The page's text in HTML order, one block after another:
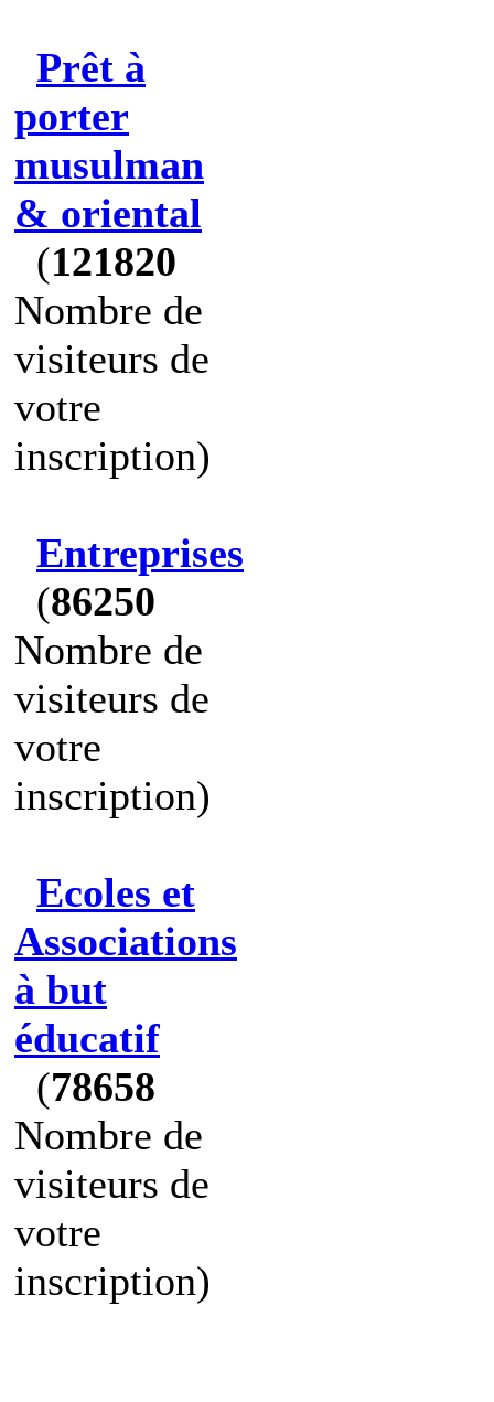
Prêt à
porter
musulman
& oriental
(121820
Nombre de
visiteurs de
votre
inscription)
Entreprises
(86250
Nombre de
visiteurs de
votre
inscription)
Ecoles et
Associations
à but
éducatif
(78658
Nombre de
visiteurs de
votre
inscription)